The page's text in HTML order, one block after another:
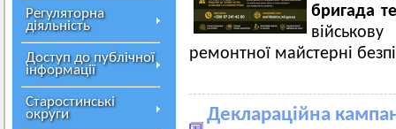
Регуляторна
діяльність
Доступ до публічної
інформації
Старостинські
округи
бригада
ремонтної майстерні
Деклараційна